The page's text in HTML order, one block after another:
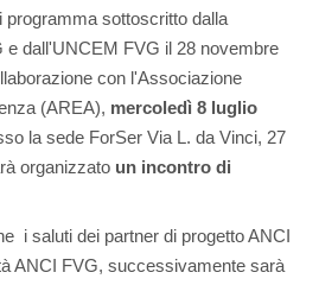
programma sottoscritto dalla
e dall'UNCEM FVG il 28 novembre
con l'Associazione
(AREA), mercoledì 8 luglio
la sede ForSer Via L. da Vinci, 27
organizzato un incontro di
i saluti dei partner di progetto ANCI
ANCI FVG, successivamente sarà